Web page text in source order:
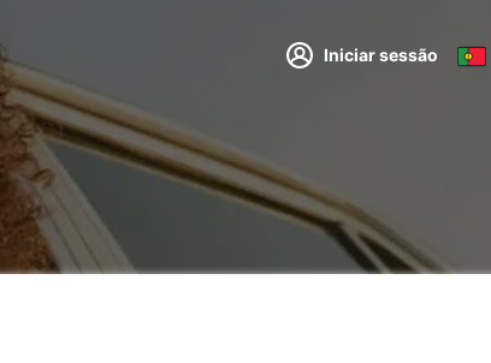
Iniciar sessão